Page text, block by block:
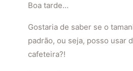
Boa tarde…
Gostaria de saber se o
padrão, ou seja, posso usar
cafeteira?!